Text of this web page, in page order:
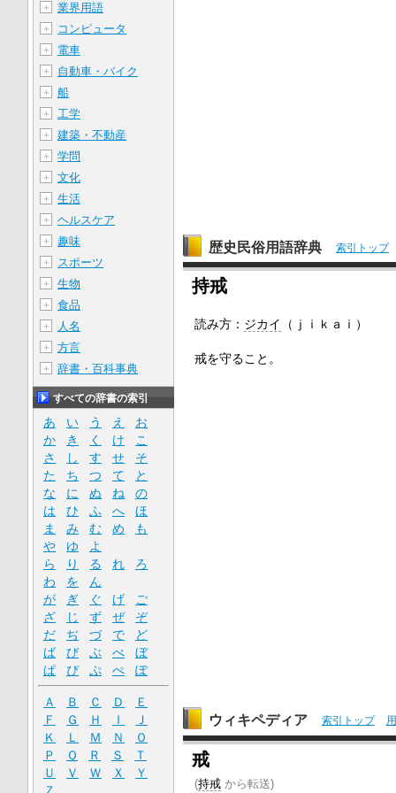
歴史民俗用語辞典 索引トップ
持戒
読み方： ジカイ （ｊｉｋａｉ）
戒を守ること。
ウィキペディア 索引トップ
戒
(持戒から転送)
＋ 業界用語
＋ コンピュータ
＋ 電車
＋ 自動車・バイク
＋ 船
＋ 工学
＋ 建築・不動産
＋ 学問
＋ 文化
＋ 生活
＋ ヘルスケア
＋ 趣味
＋ スポーツ
＋ 生物
＋ 食品
＋ 人名
＋ 方言
＋ 辞書・百科事典
すべての辞書の索引
あ い う え
お
か
き く け
こ
さ
し す せ
そ
た
ち つ て
と
な
に ぬ ね
の
は
ひ ふ へ
ほ
ま
み む め
も
や
ゆ
よ
ら
り る れ
ろ
わ
を
ん
が
ぎ ぐ げ
ご
ざ
じ ず ぜ
ぞ
だ
ぢ づ で
ど
ば
び ぶ べ
ぼ
ぱ
ぴ ぷ ぺ ぽ
Ａ Ｂ Ｃ Ｄ
Ｅ
Ｆ
Ｇ Ｈ Ｉ
Ｊ
Ｋ
Ｌ Ｍ Ｎ
Ｏ
Ｐ
Ｑ Ｒ Ｓ
Ｔ
Ｕ
Ｖ Ｗ Ｘ
Ｙ